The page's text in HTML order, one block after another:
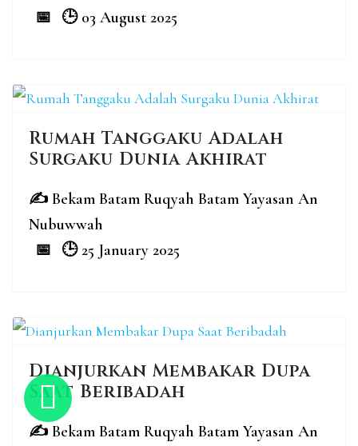
03 August 2025
Rumah Tanggaku Adalah
Surgaku Dunia Akhirat
Bekam Batam Ruqyah Batam Yayasan An
Nubuwwah
25 January 2025
Dianjurkan Membakar Dupa
Saat Beribadah
Bekam Batam Ruqyah Batam Yayasan An